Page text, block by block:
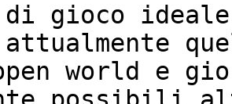
gioco ideale
attualmente
world e